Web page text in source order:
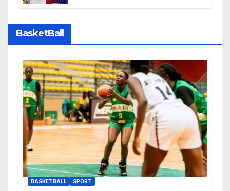
BasketBall
BASKETBALL SPORT